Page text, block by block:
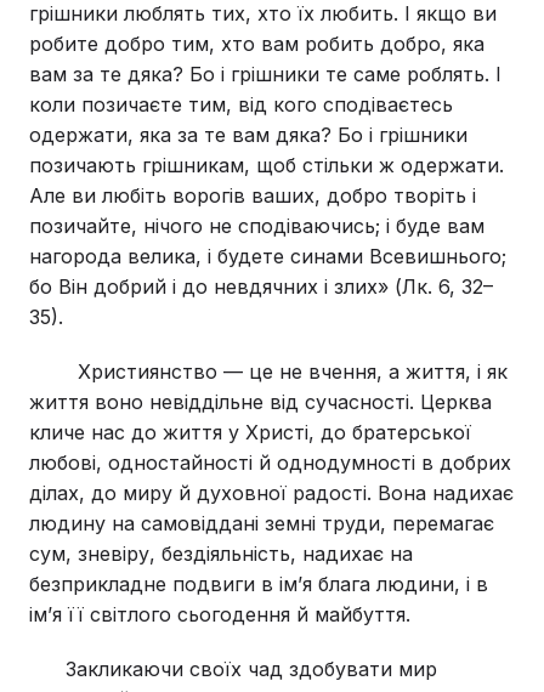
грішники люблять тих, хто їх любить. І якщо ви
робите добро тим, хто вам робить добро, яка
вам за те дяка? Бо і грішники те саме роблять. І
коли позичаєте тим, від кого сподіваєтесь
одержати, яка за те вам дяка? Бо і грішники
позичають грішникам, щоб стільки ж одержати.
Але ви любіть ворогів ваших, добро творіть і
позичайте, нічого не сподіваючись; і буде вам
нагорода велика, і будете синами Всевишнього;
бо Він добрий і до невдячних і злих» (Лк. 6, 32–
35).
Християнство — це не вчення, а життя, і як
життя воно невіддільне від сучасності. Церква
кличе нас до життя у Христі, до братерської
любові, одностайності й однодумності в добрих
ділах, до миру й духовної радості. Вона надихає
людину на самовіддані земні труди, перемагає
сум, зневіру, бездіяльність, надихає на
безприкладне подвиги в ім’я блага людини, і в
ім’я її світлого сьогодення й майбуття.
Закликаючи своїх чад здобувати мир